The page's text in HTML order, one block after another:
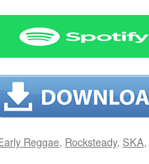
Reggae, Rocksteady, SKA,